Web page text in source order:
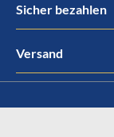
Sicher bezahlen
Versand